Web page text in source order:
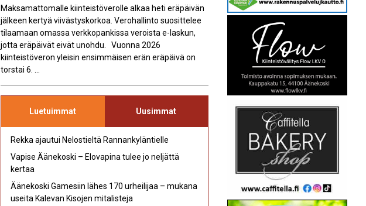
Maksamattomalle kiinteistöverolle alkaa heti eräpäivän
jälkeen kertyä viivästyskorkoa. Verohallinto suosittelee
tilaamaan omassa verkkopankissa veroista e-laskun,
jotta eräpäivät eivät unohdu. Vuonna 2026
kiinteistöveron yleisin ensimmäisen erän eräpäivä on
torstai 6. ...
Luetuimmat Uusimmat
Rekka ajautui Nelostieltä Rannankyläntielle
Vapise Äänekoski – Elovapina tulee jo neljättä
kertaa
Äänekoski Gamesiin lähes 170 urheilijaa – mukana
useita Kalevan Kisojen mitalisteja